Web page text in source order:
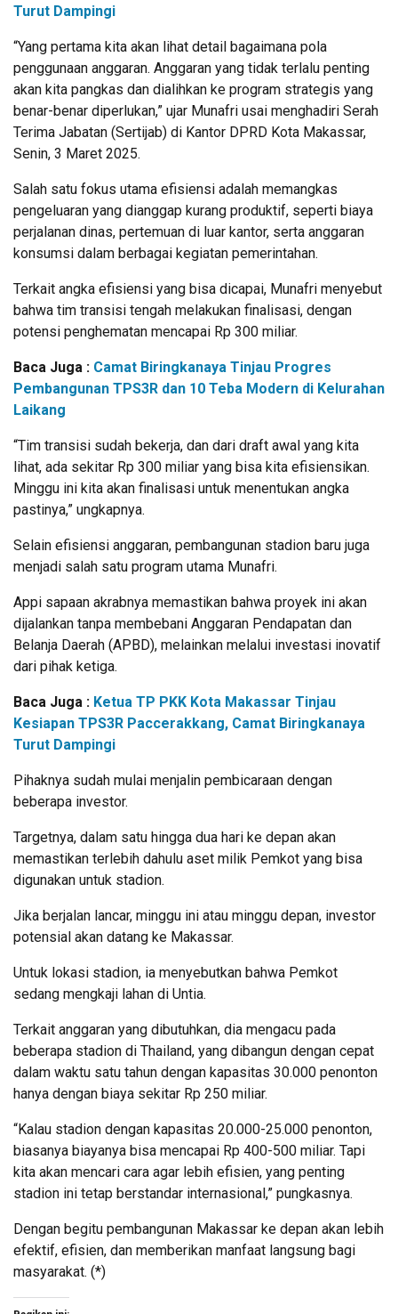
Turut Dampingi
“Yang pertama kita akan lihat detail bagaimana pola
penggunaan anggaran. Anggaran yang tidak terlalu penting
akan kita pangkas dan dialihkan ke program strategis yang
benar-benar diperlukan,” ujar Munafri usai menghadiri Serah
Terima Jabatan (Sertijab) di Kantor DPRD Kota Makassar,
Senin, 3 Maret 2025.
Salah satu fokus utama efisiensi adalah memangkas
pengeluaran yang dianggap kurang produktif, seperti biaya
perjalanan dinas, pertemuan di luar kantor, serta anggaran
konsumsi dalam berbagai kegiatan pemerintahan.
Terkait angka efisiensi yang bisa dicapai, Munafri menyebut
bahwa tim transisi tengah melakukan finalisasi, dengan
potensi penghematan mencapai Rp 300 miliar.
Baca Juga : Camat Biringkanaya Tinjau Progres
Pembangunan TPS3R dan 10 Teba Modern di Kelurahan
Laikang
“Tim transisi sudah bekerja, dan dari draft awal yang kita
lihat, ada sekitar Rp 300 miliar yang bisa kita efisiensikan.
Minggu ini kita akan finalisasi untuk menentukan angka
pastinya,” ungkapnya.
Selain efisiensi anggaran, pembangunan stadion baru juga
menjadi salah satu program utama Munafri.
Appi sapaan akrabnya memastikan bahwa proyek ini akan
dijalankan tanpa membebani Anggaran Pendapatan dan
Belanja Daerah (APBD), melainkan melalui investasi inovatif
dari pihak ketiga.
Baca Juga : Ketua TP PKK Kota Makassar Tinjau
Kesiapan TPS3R Paccerakkang, Camat Biringkanaya
Turut Dampingi
Pihaknya sudah mulai menjalin pembicaraan dengan
beberapa investor.
Targetnya, dalam satu hingga dua hari ke depan akan
memastikan terlebih dahulu aset milik Pemkot yang bisa
digunakan untuk stadion.
Jika berjalan lancar, minggu ini atau minggu depan, investor
potensial akan datang ke Makassar.
Untuk lokasi stadion, ia menyebutkan bahwa Pemkot
sedang mengkaji lahan di Untia.
Terkait anggaran yang dibutuhkan, dia mengacu pada
beberapa stadion di Thailand, yang dibangun dengan cepat
dalam waktu satu tahun dengan kapasitas 30.000 penonton
hanya dengan biaya sekitar Rp 250 miliar.
“Kalau stadion dengan kapasitas 20.000-25.000 penonton,
biasanya biayanya bisa mencapai Rp 400-500 miliar. Tapi
kita akan mencari cara agar lebih efisien, yang penting
stadion ini tetap berstandar internasional,” pungkasnya.
Dengan begitu pembangunan Makassar ke depan akan lebih
efektif, efisien, dan memberikan manfaat langsung bagi
masyarakat. (*)